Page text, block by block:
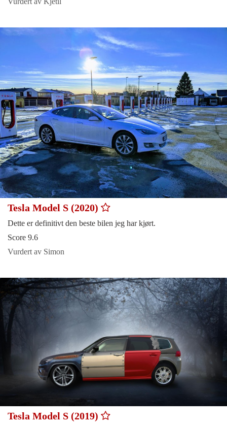
Tesla Model S (2020)
Dette er definitivt den beste bilen jeg har kjørt.
Score 9.6
Vurdert av Simon
Tesla Model S (2019)